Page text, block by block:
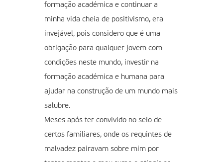
formação académica e continuar a
minha vida cheia de positivismo, era
invejável, pois considero que é uma
obrigação para qualquer jovem com
condições neste mundo, investir na
formação académica e humana para
ajudar na construção de um mundo mais
salubre.
Meses após ter convivido no seio de
certos familiares, onde os requintes de
malvadez pairavam sobre mim por